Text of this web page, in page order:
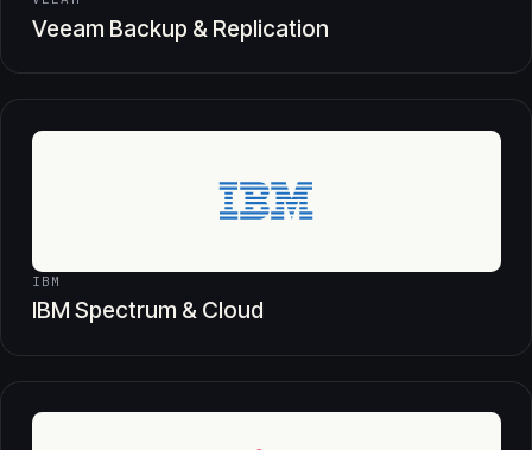
Veeam Backup & Replication
IBM
IBM Spectrum & Cloud